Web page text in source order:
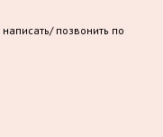
позвонить по